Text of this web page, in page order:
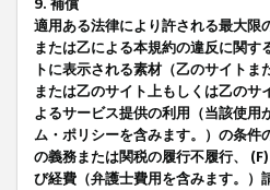
9. 補償
適用ある法律により許される最大限
または乙による本規約の違反に関
トに表示される素材（乙のサイト
または乙のサイト上もしくは乙の
よるサービス提供の利用（当該使
ム・ポリシーを含みます。）の条件
の義務または関税の履行不履行、
び経費（弁護士費用を含みます。）